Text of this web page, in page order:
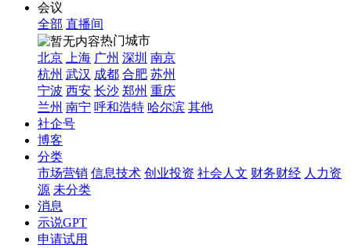
会议
全部 直播间
热门城市
北京
上海 广州 深圳 南京
杭州 武汉 成都 合肥 苏州
宁波 西安 长沙 郑州 重庆
兰州 南宁 呼和浩特 哈尔滨 其他
社企号
博客
分类
市场营销 信息技术 创业投资 社会人文 财务财经 人力资
源 未分类
消息
示说GPT
申请试用